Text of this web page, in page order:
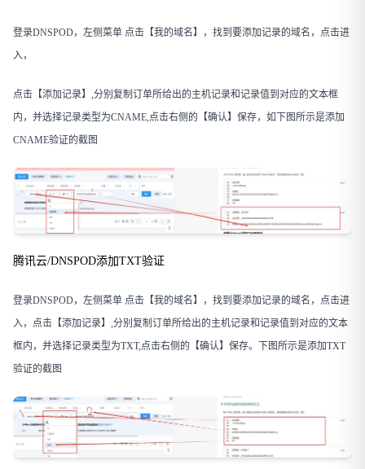
登录DNSPOD，左侧菜单 点击【我的域名】，找到要添加记录的域名，点击进
入，
点击【添加记录】,分别复制订单所给出的主机记录和记录值到对应的文本框
内，并选择记录类型为CNAME,点击右侧的【确认】保存，如下图所示是添加
CNAME验证的截图
腾讯云/DNSPOD添加TXT验证
登录DNSPOD，左侧菜单 点击【我的域名】，找到要添加记录的域名，点击进
入，点击【添加记录】,分别复制订单所给出的主机记录和记录值到对应的文本
框内，并选择记录类型为TXT,点击右侧的【确认】保存。下图所示是添加TXT
验证的截图